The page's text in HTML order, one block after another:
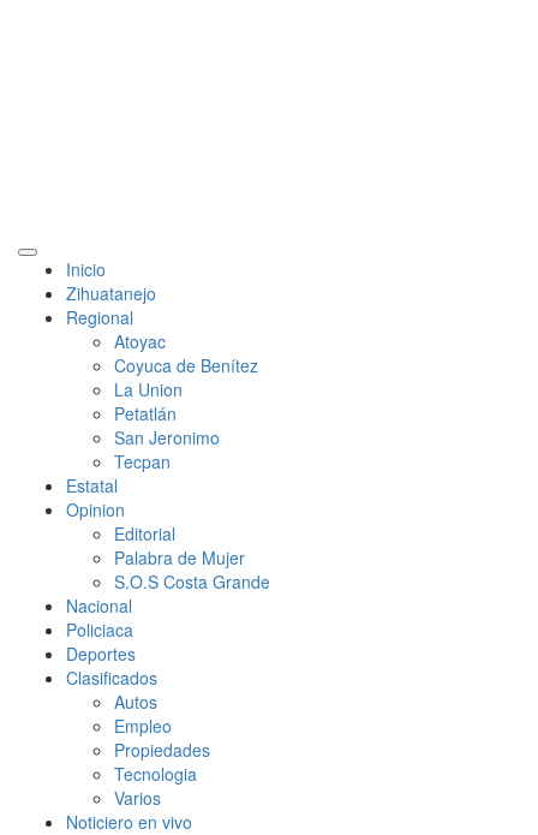
Primary
Menu
Inicio
Zihuatanejo
Regional
Atoyac
Coyuca de Benítez
La Union
Petatlán
San Jeronimo
Tecpan
Estatal
Opinion
Editorial
Palabra de Mujer
S.O.S Costa Grande
Nacional
Policiaca
Deportes
Clasificados
Autos
Empleo
Propiedades
Tecnologia
Varios
Noticiero en vivo